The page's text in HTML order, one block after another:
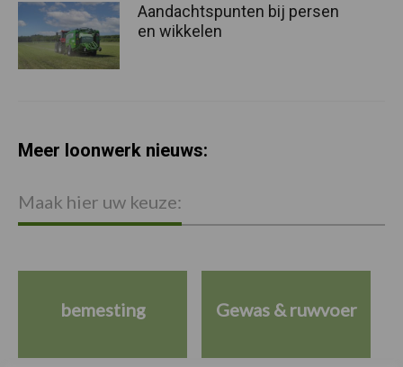
Aandachtspunten bij persen
en wikkelen
Meer loonwerk nieuws:
Maak hier uw keuze:
bemesting Gewas & ruwvoer